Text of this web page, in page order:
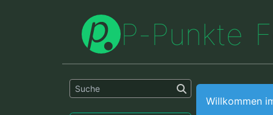
P-Punkte F
Willkommen